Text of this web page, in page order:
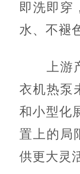
即洗即穿
水、不褪
上游产
衣机热泵
和小型化
置上的局
供更大灵